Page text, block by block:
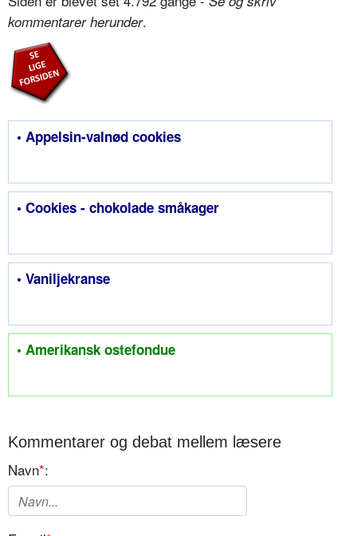
kommentarer herunder.
• Appelsin-valnød cookies
• Cookies - chokolade småkager
• Vaniljekranse
• Amerikansk ostefondue
Kommentarer og debat mellem læsere
Navn*: